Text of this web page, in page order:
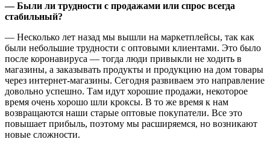
— Были ли трудности с продажами или спрос всегда
стабильный?
— Несколько лет назад мы вышли на маркетплейсы, так как
были небольшие трудности с оптовыми клиентами. Это было
после коронавируса — тогда люди привыкли не ходить в
магазины, а заказывать продукты и продукцию на дом товары
через интернет-магазины. Сегодня развиваем это направление
довольно успешно. Там идут хорошие продажи, некоторое
время очень хорошо шли кроксы. В то же время к нам
возвращаются наши старые оптовые покупатели. Все это
повышает прибыль, поэтому мы расширяемся, но возникают
новые сложности.